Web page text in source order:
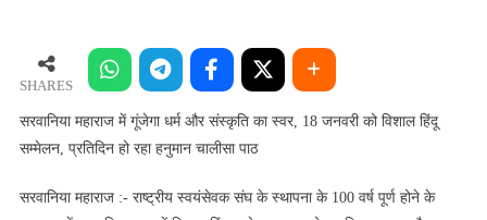
धर्म
SHARES
सरवानिया महाराज में गूंजेगा धर्म और संस्कृति का स्वर, 18 जनवरी को विशाल हिंदू
सम्मेलन, प्रतिदिन हो रहा हनुमान चालीसा पाठ
सरवानिया महाराज :- राष्ट्रीय स्वयंसेवक संघ के स्थापना के 100 वर्ष पूर्ण होने के